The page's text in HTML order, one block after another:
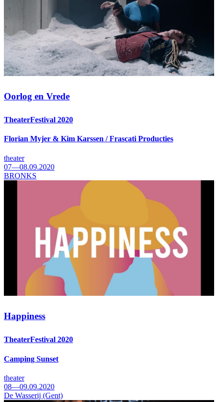
Oorlog en Vrede
TheaterFestival 2020
Florian Myjer & Kim Karssen / Frascati Producties
theater
07—08.09.2020
BRONKS
Happiness
TheaterFestival 2020
Camping Sunset
theater
08—09.09.2020
De Wasserij (Gent)